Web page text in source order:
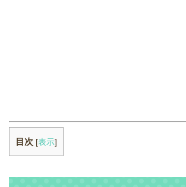
目次 [表示]